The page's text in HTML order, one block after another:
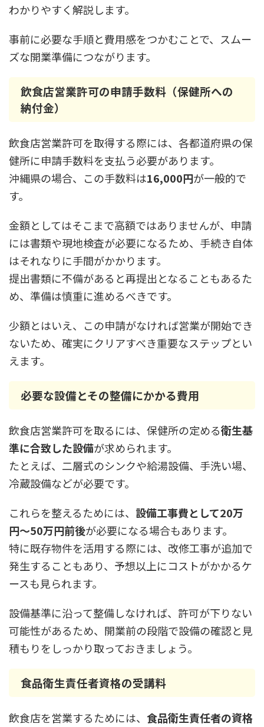
わかりやすく解説します。
事前に必要な手順と費用感をつかむことで、スムー
ズな開業準備につながります。
飲食店営業許可の申請手数料（保健所への
納付金）
飲食店営業許可を取得する際には、各都道府県の保
健所に申請手数料を支払う必要があります。
沖縄県の場合、この手数料は16,000円が一般的で
す。
金額としてはそこまで高額ではありませんが、申請
には書類や現地検査が必要になるため、手続き自体
はそれなりに手間がかかります。
提出書類に不備があると再提出となることもあるた
め、準備は慎重に進めるべきです。
少額とはいえ、この申請がなければ営業が開始でき
ないため、確実にクリアすべき重要なステップとい
えます。
必要な設備とその整備にかかる費用
飲食店営業許可を取るには、保健所の定める衛生基
準に合致した設備が求められます。
たとえば、二層式のシンクや給湯設備、手洗い場、
冷蔵設備などが必要です。
これらを整えるためには、 設備工事費として20万
円〜50万円前後が必要になる場合もあります。
特に既存物件を活用する際には、改修工事が追加で
発生することもあり、予想以上にコストがかかるケ
ースも見られます。
設備基準に沿って整備しなければ、許可が下りない
可能性があるため、開業前の段階で設備の確認と見
積もりをしっかり取っておきましょう。
食品衛生責任者資格の受講料
飲食店を営業するためには、 食品衛生責任者の資格